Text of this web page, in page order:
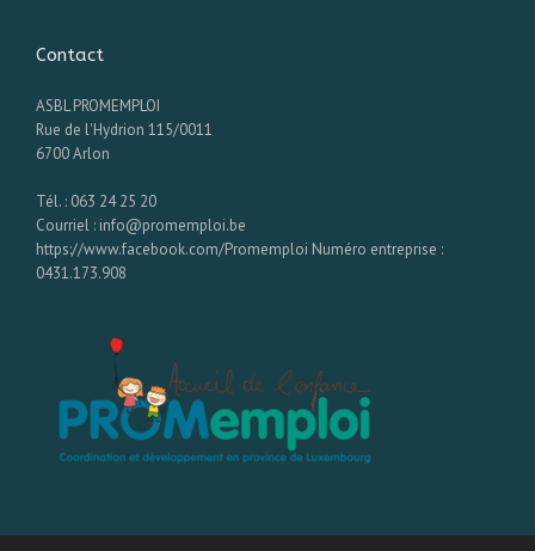
Contact
ASBL PROMEMPLOI
Rue de l'Hydrion 115/0011
6700 Arlon
Tél. : 063 24 25 20
Courriel : info@promemploi.be
https://www.facebook.com/Promemploi Numéro entreprise :
0431.173.908